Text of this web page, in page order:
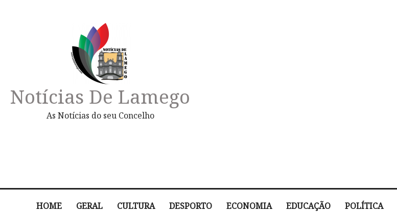
Notícias De Lamego
As Notícias do seu Concelho
HOME GERAL CULTURA DESPORTO ECONOMIA EDUCAÇÃO POLÍTICA